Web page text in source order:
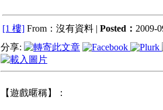
[1 樓] From：沒有資料 | Posted： 2009-
分享:
【遊戲暱稱】：